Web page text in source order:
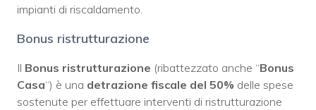
impianti di riscaldamento.
Bonus ristrutturazione
Il Bonus ristrutturazione (ribattezzato anche “Bonus
Casa“) è una detrazione fiscale del 50% delle spese
sostenute per effettuare interventi di ristrutturazione